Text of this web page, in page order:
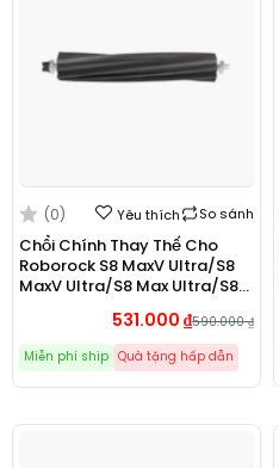
(0) Yêu thích So sánh
Chổi Chính Thay Thế Cho
Roborock S8 MaxV Ultra/S8
MaxV Ultra/S8 Max Ultra/S8
590.000₫
531.000 ₫
Miễn phí ship Quà tặng hấp dẫn